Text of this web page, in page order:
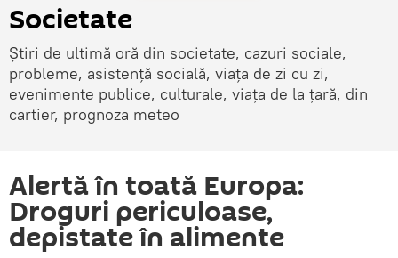
Societate
Știri de ultimă oră din societate, cazuri sociale,
probleme, asistență socială, viața de zi cu zi,
evenimente publice, culturale, viața de la țară, din
cartier, prognoza meteo
Alertă în toată Europa:
Droguri periculoase,
depistate în alimente